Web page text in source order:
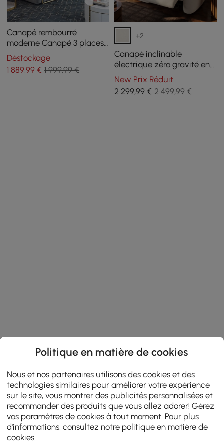
Canapé rembourré
moderne Canapé 3 places
en coton et lin
Déstockage
1 889,99 € 1 999,99 €
+2
Canapé inclinable
électrique zéro gravité en
chenille 226 cm 2 places
avec oreillers et port USB
New Prix Réduit
2 299,99€ 2 499,99 €
Politique en matière de cookies
Nous et nos partenaires utilisons des cookies et des
technologies similaires pour améliorer votre expérience
sur le site, vous montrer des publicités personnalisées et
recommander des produits que vous allez adorer! Gérez
vos paramètres de cookies à tout moment. Pour plus
d'informations, consultez notre politique en matière de
cookies